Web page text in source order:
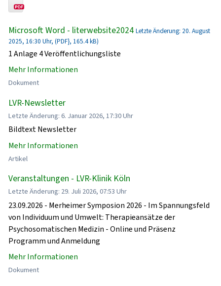
Microsoft Word - literwebsite2024 Letzte Änderung: 20. August
2025, 16:30 Uhr, (PDF}, 165.4 kB)
1 Anlage 4 Veröffentlichungsliste
Mehr Informationen
Dokument
LVR-Newsletter
Letzte Änderung: 6. Januar 2026, 17:30 Uhr
Bildtext Newsletter
Mehr Informationen
Artikel
Veranstaltungen - LVR-Klinik Köln
Letzte Änderung: 29. Juli 2026, 07:53 Uhr
23.09.2026 - Merheimer Symposion 2026 - Im Spannungsfeld
von Individuum und Umwelt: Therapieansätze der
Psychosomatischen Medizin - Online und Präsenz
Programm und Anmeldung
Mehr Informationen
Dokument